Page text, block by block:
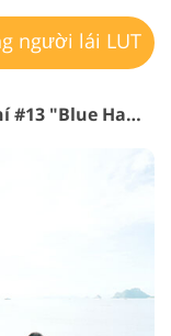
người lái LUT
Tải xuống LUT video Drone miễn phí #13 "Blue Hawaiian"